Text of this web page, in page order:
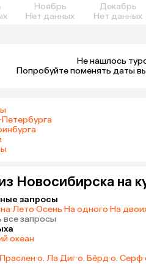
Ноябрь
Нет данных
Декабрь
Нет данных
Не нашлось
Попробуйте поменять даты
Новосибирска на
запросы
·Лето·Осень·На одного·На
все запросы
океан
·о. Ла Диг·о. Бёрд·о. Серф·